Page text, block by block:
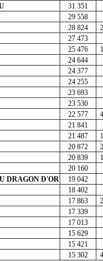
31 351
29 558
28 824
27 473
25 476
24 644
24 377
24 255
23 693
23 530
22 577
21 841
21 487
20 872
20 839
20 160
DRAGON D'OR
19 042
18 402
17 863
17 339
17 013
15 629
15 421
15 302